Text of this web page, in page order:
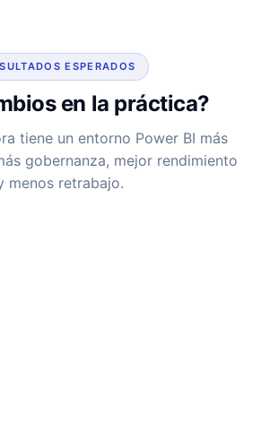
ESPERADOS
en la práctica?
tiene un entorno Power BI más
gobernanza, mejor rendimiento
menos retrabajo.